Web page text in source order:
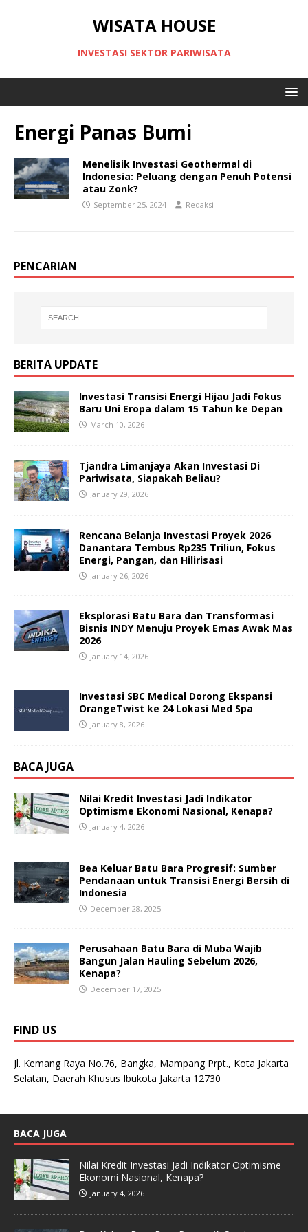
WISATA HOUSE
INVESTASI SEKTOR PARIWISATA
Energi Panas Bumi
Menelisik Investasi Geothermal di
Indonesia: Peluang dengan Penuh Potensi
atau Zonk?
September 25, 2024 Redaksi
PENCARIAN
BERITA UPDATE
Investasi Transisi Energi Hijau Jadi Fokus
Baru Uni Eropa dalam 15 Tahun ke Depan
March 10, 2026
Tjandra Limanjaya Akan Investasi Di
Pariwisata, Siapakah Beliau?
January 29, 2026
Rencana Belanja Investasi Proyek 2026
Danantara Tembus Rp235 Triliun, Fokus
Energi, Pangan, dan Hilirisasi
January 26, 2026
Eksplorasi Batu Bara dan Transformasi
Bisnis INDY Menuju Proyek Emas Awak Mas
2026
January 14, 2026
Investasi SBC Medical Dorong Ekspansi
OrangeTwist ke 24 Lokasi Med Spa
January 8, 2026
BACA JUGA
Nilai Kredit Investasi Jadi Indikator
Optimisme Ekonomi Nasional, Kenapa?
January 4, 2026
Bea Keluar Batu Bara Progresif: Sumber
Pendanaan untuk Transisi Energi Bersih di
Indonesia
December 28, 2025
Perusahaan Batu Bara di Muba Wajib
Bangun Jalan Hauling Sebelum 2026,
Kenapa?
December 17, 2025
FIND US
Jl. Kemang Raya No.76, Bangka, Mampang Prpt., Kota Jakarta
Selatan, Daerah Khusus Ibukota Jakarta 12730
BACA JUGA
Nilai Kredit Investasi Jadi Indikator Optimisme
Ekonomi Nasional, Kenapa?
January 4, 2026